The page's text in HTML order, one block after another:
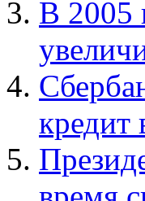
В 2005
кредит